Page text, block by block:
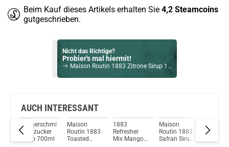
Beim Kauf dieses Artikels erhalten Sie 4,2 Steamcoins
gutgeschrieben.
Nicht das Richtige?
Probier's mal hiermit!
Maison Routin 1883 Zitrone Sirup 1000ml
Akashi Sherry Cask Finish Blended Whisky 40% Vol. 500ml
Du willst Kröten sparen?
Schau mal hier!
Ijoy Luna 1,4ml 350mAh Pod System Kit Grün
AUCH INTERESSANT
Riemerschmid
Rohrzucker
Sirup 700ml
Maison
Routin 1883
Toasted
1883
Refresher
Mix Mango &
Maison
Routin 1883
Safran Sirup
Giffard
Sirup